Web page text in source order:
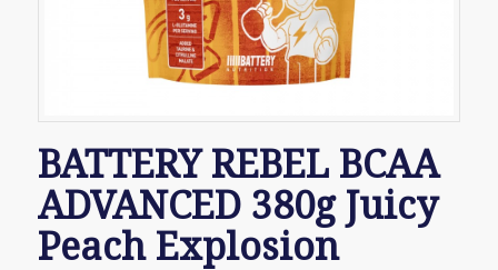
BATTERY REBEL BCAA
ADVANCED 380g Juicy
Peach Explosion